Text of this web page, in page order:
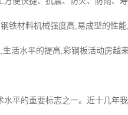
铁材料机械强度高,易成型的性
活水平的提高,彩钢板活动房越
平的重要标志之一。近十几年